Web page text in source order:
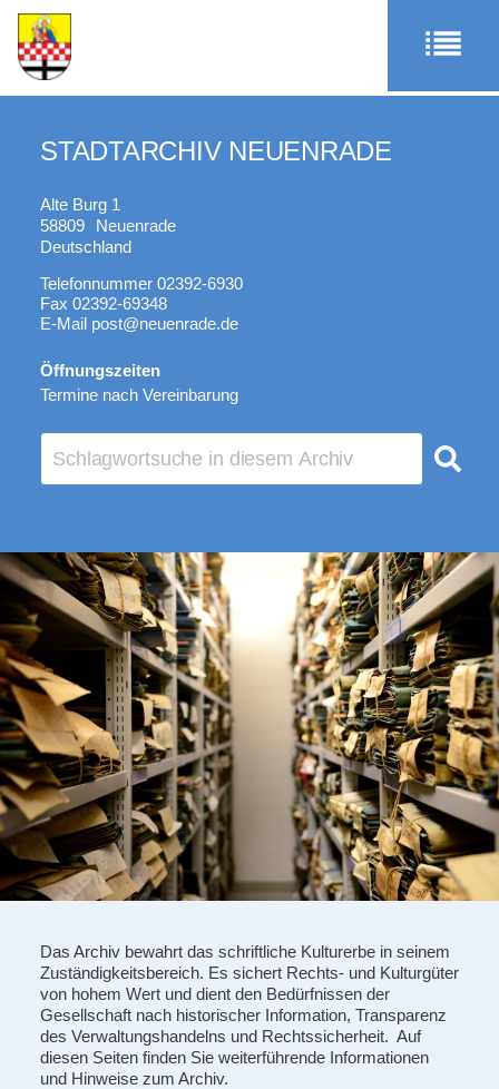
Das Archiv bewahrt das schriftliche Kulturerbe in seinem
Zuständigkeitsbereich. Es sichert Rechts- und Kulturgüter
von hohem Wert und dient den Bedürfnissen der
Gesellschaft nach historischer Information, Transparenz
des Verwaltungshandelns und Rechtssicherheit. Auf
diesen Seiten finden Sie weiterführende Informationen
und Hinweise zum Archiv.
STADTARCHIV NEUENRADE
Alte Burg 1
58809
Neuenrade
Deutschland
Telefonnummer 02392-6930
Fax 02392-69348
E-Mail post@neuenrade.de
Öffnungszeiten
Termine nach Vereinbarung